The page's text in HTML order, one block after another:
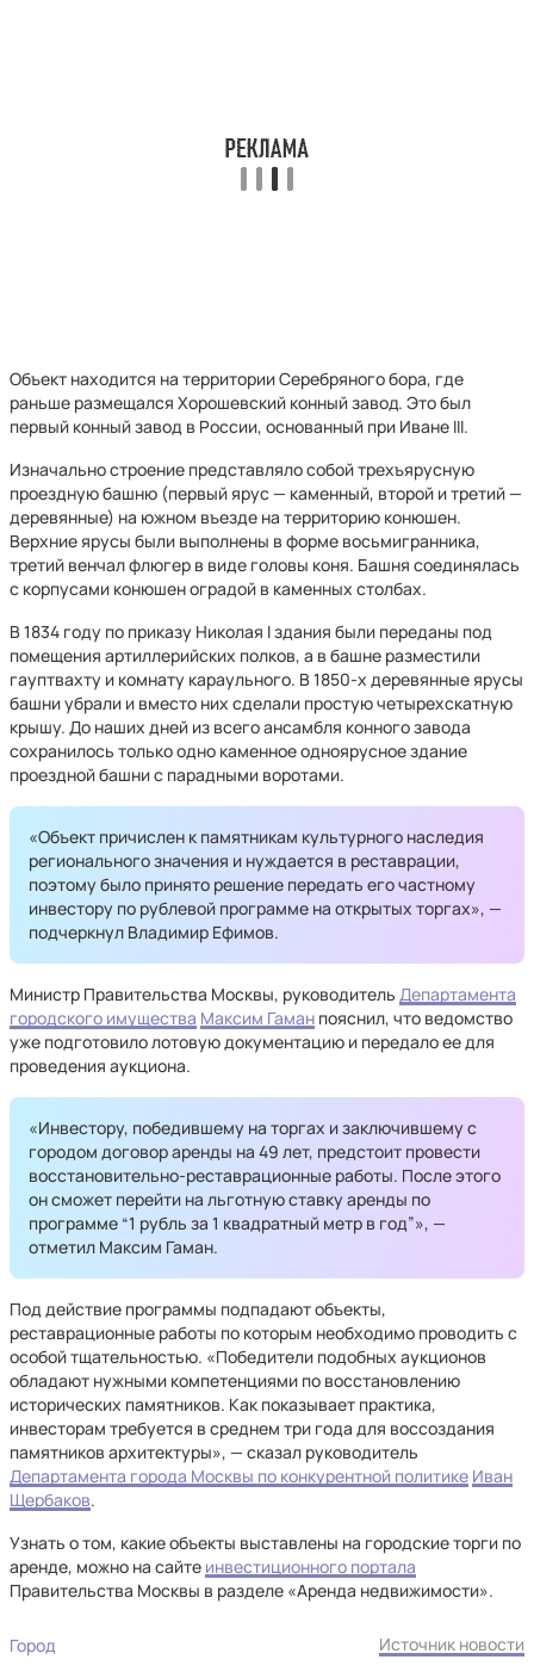
Объект находится на территории Серебряного бора, где
раньше размещался Хорошевский конный завод. Это был
первый конный завод в России, основанный при Иване III.
Изначально строение представляло собой трехъярусную
проездную башню (первый ярус — каменный, второй и третий —
деревянные) на южном въезде на территорию конюшен.
Верхние ярусы были выполнены в форме восьмигранника,
третий венчал флюгер в виде головы коня. Башня соединялась
с корпусами конюшен оградой в каменных столбах.
В 1834 году по приказу Николая I здания были переданы под
помещения артиллерийских полков, а в башне разместили
гауптвахту и комнату караульного. В 1850-х деревянные ярусы
башни убрали и вместо них сделали простую четырехскатную
крышу. До наших дней из всего ансамбля конного завода
сохранилось только одно каменное одноярусное здание
проездной башни с парадными воротами.
«Объект причислен к памятникам культурного наследия
регионального значения и нуждается в реставрации,
поэтому было принято решение передать его частному
инвестору по рублевой программе на открытых торгах», —
подчеркнул Владимир Ефимов.
Министр Правительства Москвы, руководитель Департамента
городского имущества Максим Гаман пояснил, что ведомство
уже подготовило лотовую документацию и передало ее для
проведения аукциона.
«Инвестору, победившему на торгах и заключившему с
городом договор аренды на 49 лет, предстоит провести
восстановительно-реставрационные работы. После этого
он сможет перейти на льготную ставку аренды по
программе “1 рубль за 1 квадратный метр в год”», —
отметил Максим Гаман.
Под действие программы подпадают объекты,
реставрационные работы по которым необходимо проводить с
особой тщательностью. «Победители подобных аукционов
обладают нужными компетенциями по восстановлению
исторических памятников. Как показывает практика,
инвесторам требуется в среднем три года для воссоздания
памятников архитектуры», — сказал руководитель
Департамента города Москвы по конкурентной политике Иван
Щербаков.
Узнать о том, какие объекты выставлены на городские торги по
аренде, можно на сайте инвестиционного портала
Правительства Москвы в разделе «Аренда недвижимости».
Город Источник новости